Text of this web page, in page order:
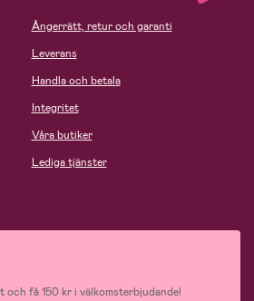
Ångerrätt, retur och garanti
Leverans
Handla och betala
Integritet
Våra butiker
Lediga tjänster
och få 150 kr i välkomsterbjudande!